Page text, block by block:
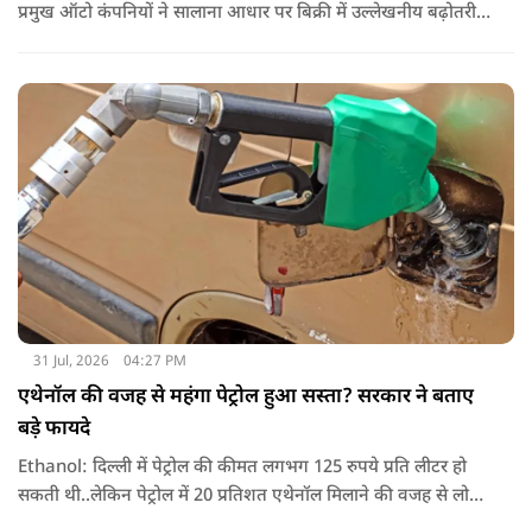
प्रमुख ऑटो कंपनियों ने सालाना आधार पर बिक्री में उल्लेखनीय बढ़ोतरी
निर्यात में अच्छी बढ़ोतरी रही.
31 Jul, 2026 04:27 PM
एथेनॉल की वजह से महंगा पेट्रोल हुआ सस्ता? सरकार ने बताए
बड़े फायदे
Ethanol: दिल्ली में पेट्रोल की कीमत लगभग 125 रुपये प्रति लीटर हो
सकती थी..लेकिन पेट्रोल में 20 प्रतिशत एथेनॉल मिलाने की वजह से लोगों